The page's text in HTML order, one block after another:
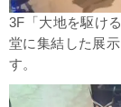
3F「大地を駆け
堂に集結した展
す。